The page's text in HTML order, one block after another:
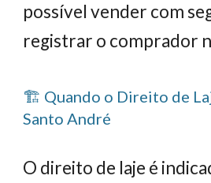
possível vender com
registrar o comprador
🏗️ Quando o Direito de
Santo André
O direito de laje é